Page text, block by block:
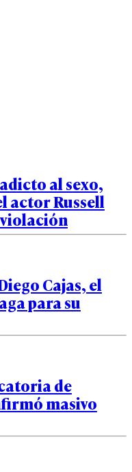
al sexo,
actor Russell
Cajas, el
para su
de
masivo